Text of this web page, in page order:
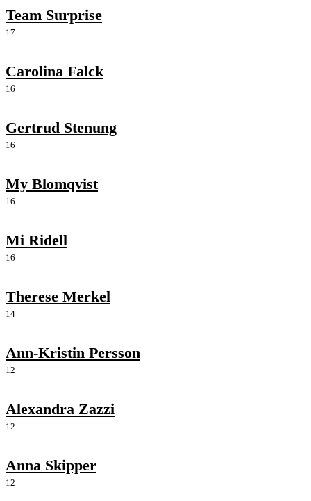
Team Surprise
17
Carolina Falck
16
Gertrud Stenung
16
My Blomqvist
16
Mi Ridell
16
Therese Merkel
14
Ann-Kristin Persson
12
Alexandra Zazzi
12
Anna Skipper
12